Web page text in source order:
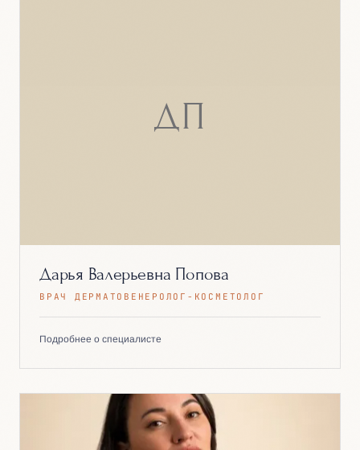
ДП
Дарья Валерьевна Попова
ВРАЧ ДЕРМАТОВЕНЕРОЛОГ-КОСМЕТОЛОГ
Подробнее о специалисте